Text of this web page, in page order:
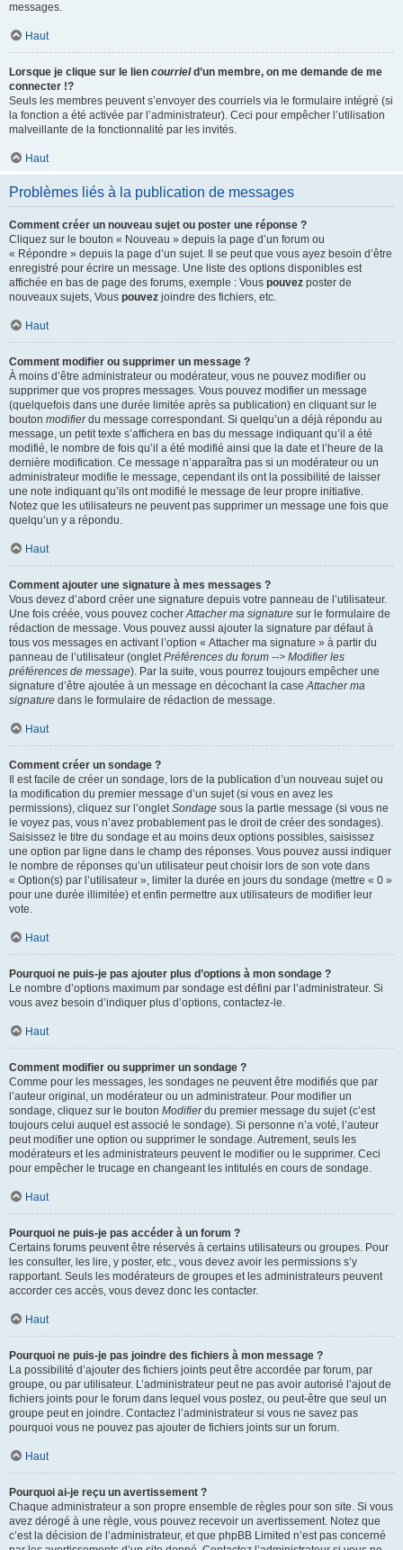
messages.
Haut
Lorsque je clique sur le lien courrield’un membre, on me demande de me
connecter !?
Seuls les membres peuvent s’envoyer des courriels via le formulaire intégré (si
la fonction a été activée par l’administrateur). Ceci pour empêcher l’utilisation
malveillante de la fonctionnalité par les invités.
Haut
Problèmes liés à la publication de messages
Comment créer un nouveau sujet ou poster une réponse ?
Cliquez sur le bouton « Nouveau » depuis la page d’un forum ou
« Répondre » depuis la page d’un sujet. Il se peut que vous ayez besoin d’être
enregistré pour écrire un message. Une liste des options disponibles est
affichée en bas de page des forums, exemple : Vous pouvez poster de
nouveaux sujets, Vous pouvez joindre des fichiers, etc.
Haut
Comment modifier ou supprimer un message ?
À moins d’être administrateur ou modérateur, vous ne pouvez modifier ou
supprimer que vos propres messages. Vous pouvez modifier un message
(quelquefois dans une durée limitée après sa publication) en cliquant sur le
bouton modifierdu message correspondant. Si quelqu’un a déjà répondu au
message, un petit texte s’affichera en bas du message indiquant qu’il a été
modifié, le nombre de fois qu’il a été modifié ainsi que la date et l’heure de la
dernière modification. Ce message n’apparaîtra pas si un modérateur ou un
administrateur modifie le message, cependant ils ont la possibilité de laisser
une note indiquant qu’ils ont modifié le message de leur propre initiative.
Notez que les utilisateurs ne peuvent pas supprimer un message une fois que
quelqu’un y a répondu.
Haut
Comment ajouter une signature à mes messages ?
Vous devez d’abord créer une signature depuis votre panneau de l’utilisateur.
Une fois créée, vous pouvez cocherAttacher ma signature sur le formulaire de
rédaction de message. Vous pouvez aussi ajouter la signature par défaut à
tous vos messages en activant l’option « Attacher ma signature » à partir du
panneau de l’utilisateur (ongletPréférences du forum --> Modifier les
préférences de message). Par la suite, vous pourrez toujours empêcher une
signature d’être ajoutée à un message en décochant la caseAttacher ma
signature dans le formulaire de rédaction de message.
Haut
Comment créer un sondage ?
Il est facile de créer un sondage, lors de la publication d’un nouveau sujet ou
la modification du premier message d’un sujet (si vous en avez les
permissions), cliquez sur l’ongletSondage sous la partie message (si vous ne
le voyez pas, vous n’avez probablement pas le droit de créer des sondages).
Saisissez le titre du sondage et au moins deux options possibles, saisissez
une option par ligne dans le champ des réponses. Vous pouvez aussi indiquer
le nombre de réponses qu’un utilisateur peut choisir lors de son vote dans
« Option(s) par l’utilisateur », limiter la durée en jours du sondage (mettre « 0 »
pour une durée illimitée) et enfin permettre aux utilisateurs de modifier leur
vote.
Haut
Pourquoi ne puis-je pas ajouter plus d’options à mon sondage ?
Le nombre d’options maximum par sondage est défini par l’administrateur. Si
vous avez besoin d’indiquer plus d’options, contactez-le.
Haut
Comment modifier ou supprimer un sondage ?
Comme pour les messages, les sondages ne peuvent être modifiés que par
l’auteur original, un modérateur ou un administrateur. Pour modifier un
sondage, cliquez sur le bouton Modifierdu premier message du sujet (c’est
toujours celui auquel est associé le sondage). Si personne n’a voté, l’auteur
peut modifier une option ou supprimer le sondage. Autrement, seuls les
modérateurs et les administrateurs peuvent le modifier ou le supprimer. Ceci
pour empêcher le trucage en changeant les intitulés en cours de sondage.
Haut
Pourquoi ne puis-je pas accéder à un forum ?
Certains forums peuvent être réservés à certains utilisateurs ou groupes. Pour
les consulter, les lire, y poster, etc., vous devez avoir les permissions s’y
rapportant. Seuls les modérateurs de groupes et les administrateurs peuvent
accorder ces accès, vous devez donc les contacter.
Haut
Pourquoi ne puis-je pas joindre des fichiers à mon message ?
La possibilité d’ajouter des fichiers joints peut être accordée par forum, par
groupe, ou par utilisateur. L’administrateur peut ne pas avoir autorisé l’ajout de
fichiers joints pour le forum dans lequel vous postez, ou peut-être que seul un
groupe peut en joindre. Contactez l’administrateur si vous ne savez pas
pourquoi vous ne pouvez pas ajouter de fichiers joints sur un forum.
Haut
Pourquoi ai-je reçu un avertissement ?
Chaque administrateur a son propre ensemble de règles pour son site. Si vous
avez dérogé à une règle, vous pouvez recevoir un avertissement. Notez que
c’est la décision de l’administrateur, et que phpBB Limited n’est pas concerné